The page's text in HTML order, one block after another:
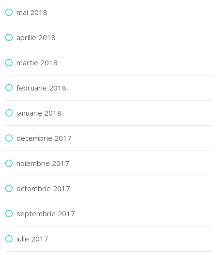
mai 2018
aprilie 2018
martie 2018
februarie 2018
ianuarie 2018
decembrie 2017
noiembrie 2017
octombrie 2017
septembrie 2017
iulie 2017